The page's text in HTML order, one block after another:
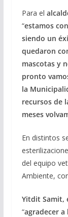
Para el
“estamos
siendo un
quedaron
mascotas y
pronto
la
recursos de
meses
En distintos
del equipo
Ambiente,
Yitdit Samit,
“agradecer